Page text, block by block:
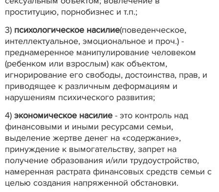
проституцию, порнобизнес и т.п.;
3) психологическое насилие(поведенческое,
интеллектуальное, эмоциональное и проч.) -
преднамеренное манипулирование человеком
(ребенком или взрослым) как объектом,
игнорирование его свободы, достоинства, прав, и
приводящее к различным деформациям и
нарушениям психического развития;
4) экономическое насилие - это контроль над
финансовыми и иными ресурсами семьи,
выделение жертве денег на «содержание»,
принуждение к вымогательству, запрет на
получение образования и/или трудоустройство,
намеренная растрата финансовых средств семьи с
целью создания напряженной обстановки.